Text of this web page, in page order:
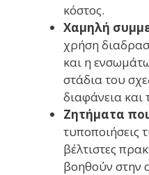
κόστος.
Χαμηλή
χρήση
και η
στάδια του
διαφάνεια και
Ζητήματα
τυποποιήσεις
βέλτιστες
βοηθούν στην